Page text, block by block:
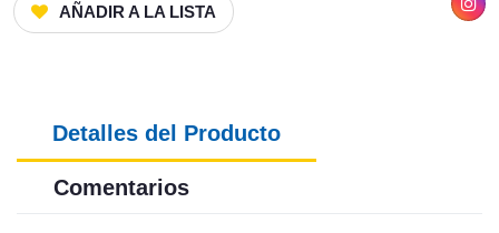
AÑADIR A LA LISTA
Detalles del Producto
Comentarios